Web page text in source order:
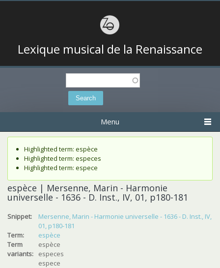
Lexique musical de la Renaissance
Search
Menu
Status message
Highlighted term: espèce
Highlighted term: especes
Highlighted term: espece
espèce | Mersenne, Marin - Harmonie
universelle - 1636 - D. Inst., IV, 01, p180-181
Snippet:
Mersenne, Marin - Harmonie universelle - 1636 - D. Inst., IV,
01, p180-181
Term:
espèce
Term
variants:
espèce
especes
espece